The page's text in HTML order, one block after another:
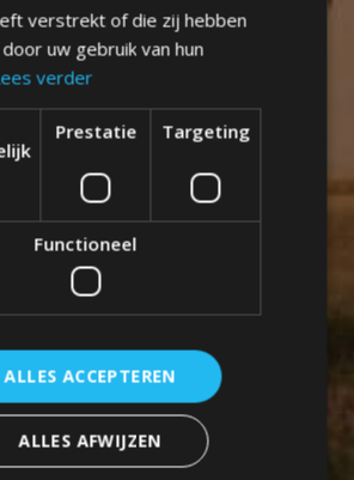
verstrekt of die zij hebben
uw gebruik van hun
verder
Prestatie Targeting
Functioneel
ALLES ACCEPTEREN
ALLES AFWIJZEN